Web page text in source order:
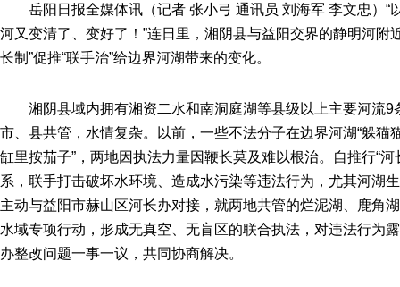
岳阳日报全媒体讯（记者 张小弓 通讯员 刘海军 李文忠）
河又变清了、变好了！”连日里，湘阴县与益阳交界的静明河附
长制”促推“联手治”给边界河湖带来的变化。
湘阴县域内拥有湘资二水和南洞庭湖等县级以上主要河流
市、县共管，水情复杂。以前，一些不法分子在边界河湖“躲猫
缸里按茄子”，两地因执法力量因鞭长莫及难以根治。自推行“
系，联手打击破坏水环境、造成水污染等违法行为，尤其河湖
主动与益阳市赫山区河长办对接，就两地共管的烂泥湖、鹿角
水域专项行动，形成无真空、无盲区的联合执法，对违法行为
办整改问题一事一议，共同协商解决。